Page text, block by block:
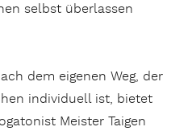
selbst überlassen
dem eigenen Weg, der
individuell ist, bietet
Meister Taigen